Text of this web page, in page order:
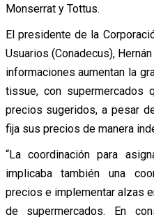
Monserrat y Tottus.
El presidente de la
Usuarios (Conadecus),
informaciones aumentan la
tissue, con supermercados
precios sugeridos, a pesar
fija sus precios de manera
“La coordinación para
implicaba también una
precios e implementar alzas
de supermercados. En